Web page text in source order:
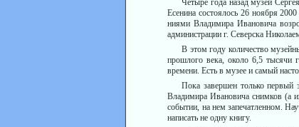
Четыре года назад музей
Есенина состоялось 26 ноября
ниями Владимира Ивановича
администрации г. Северска
В этом году количество
прошлого века, около 6,5 тысячи
времени. Есть в музее и самый
Пока завершен только
Владимира Ивановича снимков (а
событии, на нем запечатленном.
написать не одну книгу.